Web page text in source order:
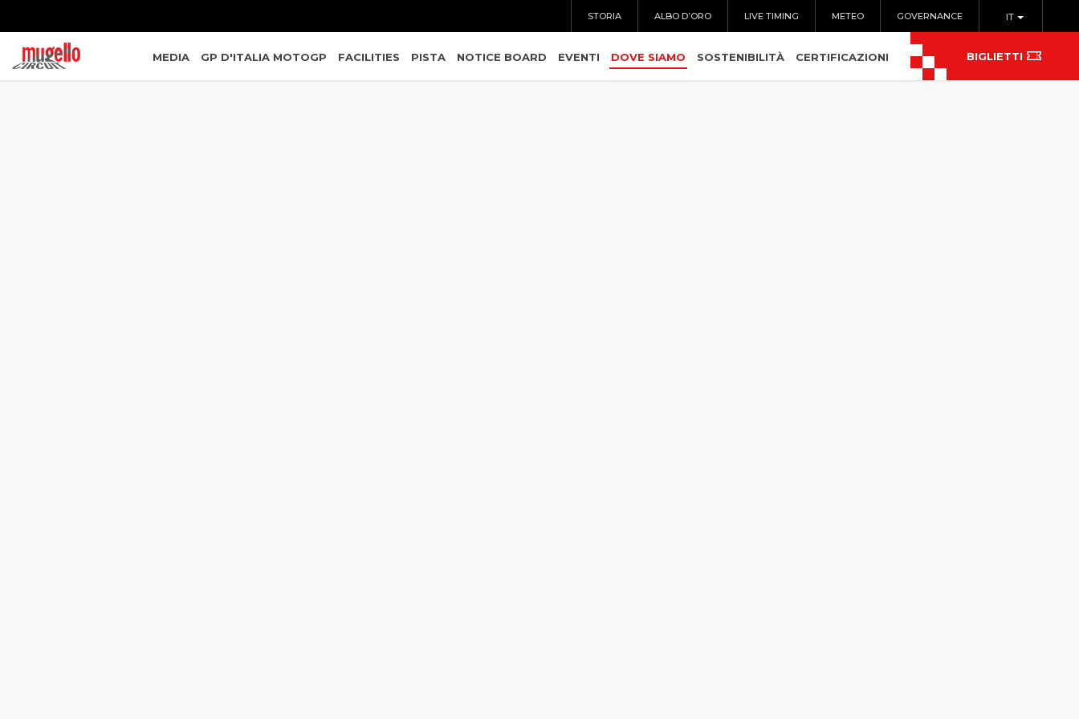
IT
STORIA ALBO D’ORO LIVE TIMING METEO GOVERNANCE
MEDIA GP D'ITALIA MOTOGP FACILITIES PISTA NOTICE BOARD EVENTI DOVE SIAMO SOSTENIBILITÀ CERTIFICAZIONI BIGLIETTI